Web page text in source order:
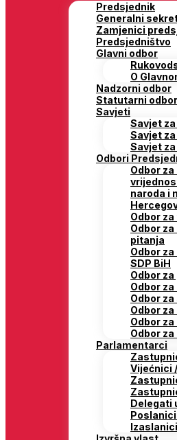
Predsjednik
Generalni
Zamjenici
Predsjedništvo
Glavni odbor
O
Nadzorni odbor
Statutarni odbor
Savjeti
Savjet
Savjet za
Savjet
Odbori
Odbor
naroda i
Odbor
Odbor
pitanja
Odbor
SDP BiH
Odbor
Odbor
Odbor
Odbor
Odbor
Odbor
Parlamentarci
Vijećnici
Delegati
Poslanici